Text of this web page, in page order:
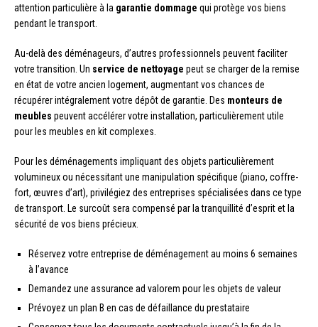
attention particulière à la garantie dommage qui protège vos biens
pendant le transport.
Au-delà des déménageurs, d’autres professionnels peuvent faciliter
votre transition. Un service de nettoyage peut se charger de la remise
en état de votre ancien logement, augmentant vos chances de
récupérer intégralement votre dépôt de garantie. Des monteurs de
meubles peuvent accélérer votre installation, particulièrement utile
pour les meubles en kit complexes.
Pour les déménagements impliquant des objets particulièrement
volumineux ou nécessitant une manipulation spécifique (piano, coffre-
fort, œuvres d’art), privilégiez des entreprises spécialisées dans ce type
de transport. Le surcoût sera compensé par la tranquillité d’esprit et la
sécurité de vos biens précieux.
Réservez votre entreprise de déménagement au moins 6 semaines
à l’avance
Demandez une assurance ad valorem pour les objets de valeur
Prévoyez un plan B en cas de défaillance du prestataire